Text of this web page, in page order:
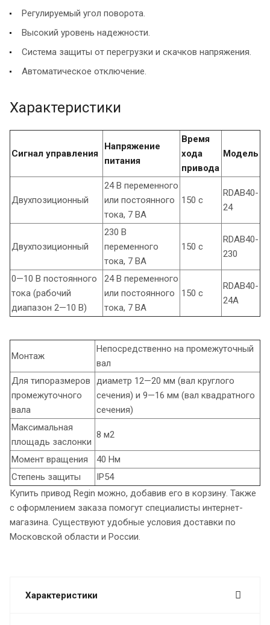
Регулируемый угол поворота.
Высокий уровень надежности.
Система защиты от перегрузки и скачков напряжения.
Автоматическое отключение.
Характеристики
Сигнал управления
Напряжение
питания
Время
хода
привода
Модель
Двухпозиционный
24 В переменного
или постоянного
тока, 7 ВА
150 с
RDAB40-
24
Двухпозиционный
230 В
переменного
тока, 7 ВА
150 с
RDAB40-
230
0—10 В постоянного
тока (рабочий
диапазон 2—10 В)
24 В переменного
или постоянного
тока, 7 ВА
150 с
RDAB40-
24A
Монтаж
Непосредственно на промежуточный
вал
Для типоразмеров
промежуточного
вала
диаметр 12—20 мм (вал круглого
сечения) и 9—16 мм (вал квадратного
сечения)
Максимальная
площадь заслонки
8 м2
Момент вращения
40 Нм
Степень защиты
IP54
Купить привод Regin можно, добавив его в корзину. Также
с оформлением заказа помогут специалисты интернет-
магазина. Существуют удобные условия доставки по
Московской области и России.
Характеристики